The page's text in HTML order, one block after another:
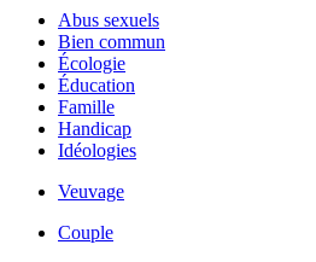
Abus sexuels
Bien commun
Écologie
Éducation
Famille
Handicap
Idéologies
Veuvage
Couple